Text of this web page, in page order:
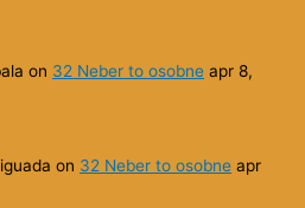
on 32 Neber to osobne apr 8,
on 32 Neber to osobne apr